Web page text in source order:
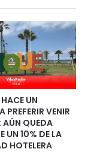
UN
PREFERIR VENIR
AÚN QUEDA
UN 10% DE LA
HOTELERA